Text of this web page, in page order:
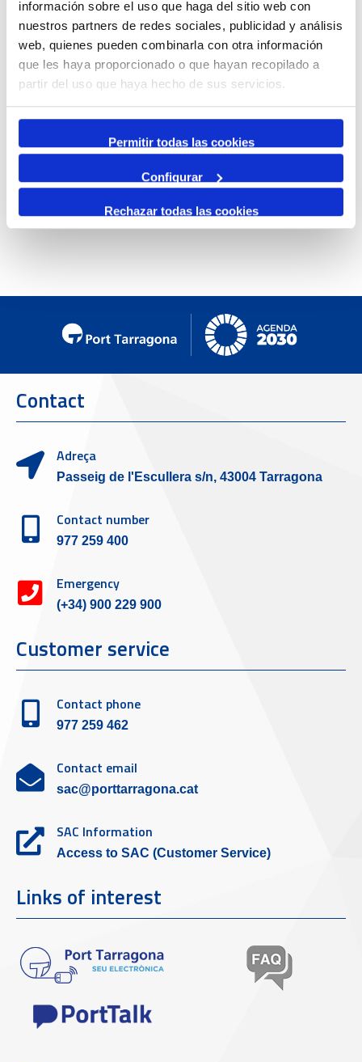
información sobre el uso que haga del sitio web con
nuestros partners de redes sociales, publicidad y análisis
web, quienes pueden combinarla con otra información
que les haya proporcionado o que hayan recopilado a
partir del uso que haya hecho de sus servicios.
Permitir todas las cookies
Configurar
Rechazar todas las cookies
By Month
Jump to month
Preceding Day
Tuesday, 10. March 2026
No events were found
Contact
Adreça
Passeig de l'Escullera s/n, 43004 Tarragona
Contact number
977 259 400
Emergency
(+34) 900 229 900
Customer service
Contact phone
977 259 462
Contact email
sac@porttarragona.cat
SAC Information
Access to SAC (Customer Service)
Links of interest